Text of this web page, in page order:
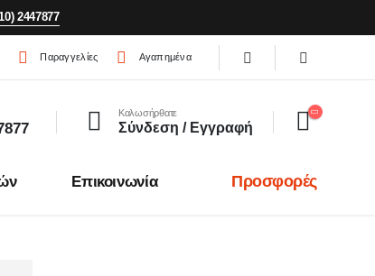
2447877
Παραγγελίες Αγαπημένα
Καλωσήρθατε
Σύνδεση / Εγγραφή
Επικοινωνία Προσφορές